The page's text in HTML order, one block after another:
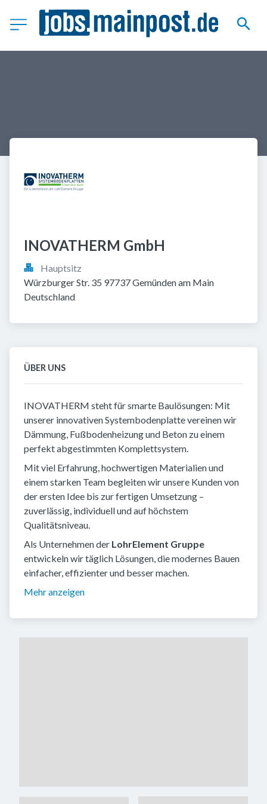
INOVATHERM GmbH
Hauptsitz
Würzburger Str. 35 97737 Gemünden am Main
Deutschland
ÜBER UNS
INOVATHERM steht für smarte Bau­lösungen: Mit
unserer innovativen Systembodenplatte vereinen wir
Dämmung, Fußbodenheizung und Beton zu einem
perfekt abgestimmten Komplettsystem.
Mit viel Erfahrung, hochwertigen Materialien und
einem starken Team begleiten wir unsere Kunden von
der ersten Idee bis zur fertigen Umsetzung –
zuverlässig, individuell und auf höchstem
Qualitätsniveau.
Als Unternehmen der LohrElement Gruppe
entwickeln wir täglich Lösungen, die modernes Bauen
einfacher, effizienter und besser machen.
Mehr anzeigen